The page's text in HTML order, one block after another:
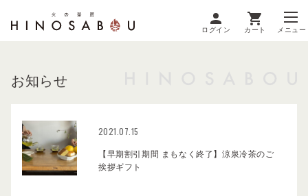
ログイン カート メニュー
お知らせ
2021.07.15
【早期割引期間 まもなく終了】涼泉冷茶のご
挨拶ギフト